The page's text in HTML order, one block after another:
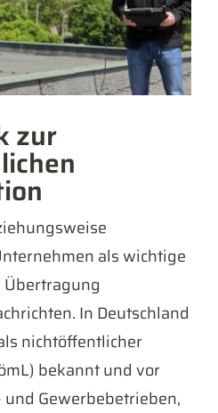
zur
als wichtige
In Deutschland
nichtöffentlicher
bekannt und vor
Gewerbebetrieben,